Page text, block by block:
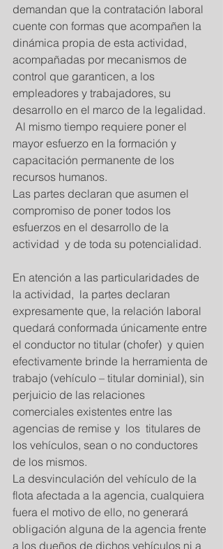
demandan que la contratación laboral
cuente con formas que acompañen la
dinámica propia de esta actividad,
acompañadas por mecanismos de
control que garanticen, a los
empleadores y trabajadores, su
desarrollo en el marco de la legalidad.
mayor esfuerzo en la formación y
capacitación permanente de los
recursos humanos.
Las partes declaran que asumen el
compromiso de poner todos los
esfuerzos en el desarrollo de la
actividad  y de toda su potencialidad.
En atención a las particularidades de
la actividad,  la partes declaran
expresamente que, la relación laboral
quedará conformada únicamente entre
el conductor no titular (chofer)  y quien
efectivamente brinde la herramienta de
trabajo (vehículo – titular dominial), sin
perjuicio de las relaciones
comerciales existentes entre las
agencias de remise y  los  titulares de
los vehículos, sean o no conductores
de los mismos.
La desvinculación del vehículo de la
flota afectada a la agencia, cualquiera
fuera el motivo de ello, no generará
obligación alguna de la agencia frente
a los dueños de dichos vehículos ni a